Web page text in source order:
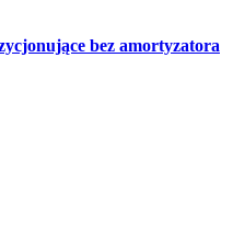
bez amortyzatora